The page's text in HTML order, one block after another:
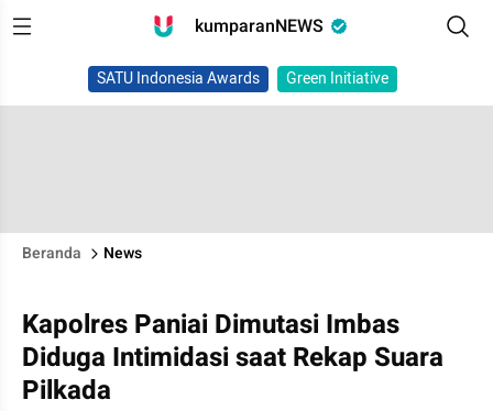
kumparanNEWS
SATU Indonesia Awards Green Initiative
Beranda News
Kapolres Paniai Dimutasi Imbas
Diduga Intimidasi saat Rekap Suara
Pilkada